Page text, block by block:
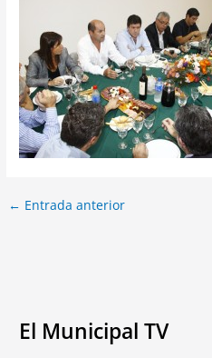
← Entrada anterior
El Municipal TV